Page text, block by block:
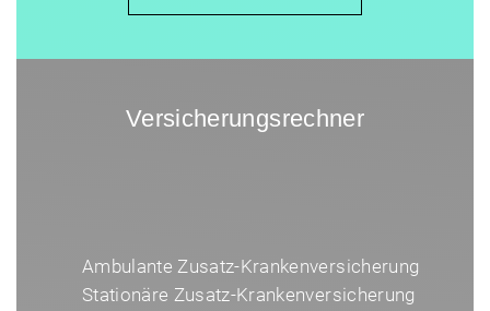
Versicherungsrechner
Ambulante Zusatz-Krankenversicherung
Stationäre Zusatz-Krankenversicherung